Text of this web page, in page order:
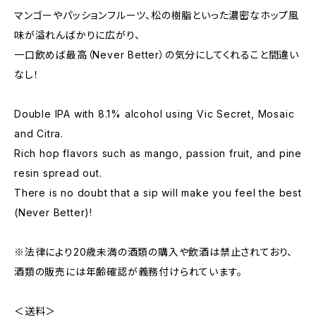
マンゴーやパッションフルーツ、松の樹脂といった濃密なホップ風
味が溢れんばかりに広がり、
一口飲めば最高（Never Better）の気分にしてくれること間違い
なし！
Double IPA with 8.1% alcohol using Vic Secret, Mosaic
and Citra.
Rich hop flavors such as mango, passion fruit, and pine
resin spread out.
There is no doubt that a sip will make you feel the best
(Never Better)!
※法律により20歳未満の酒類の購入や飲酒は禁止されており、
酒類の販売には年齢確認が義務付けられています。
＜送料＞